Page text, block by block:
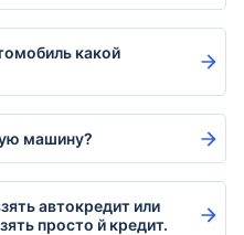
какой
машину?
автокредит или
просто й кредит.